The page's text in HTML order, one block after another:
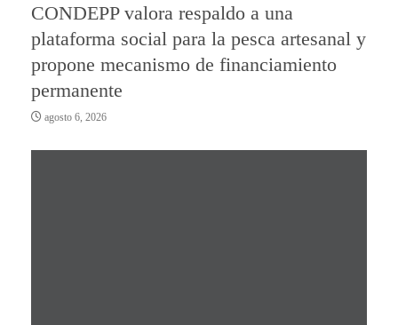
CONDEPP valora respaldo a una
plataforma social para la pesca artesanal y
propone mecanismo de financiamiento
permanente
agosto 6, 2026